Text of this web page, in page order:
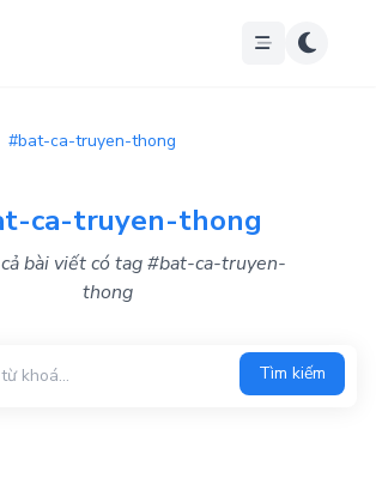
#bat-ca-truyen-thong
ca-truyen-thong
bài viết có tag #bat-ca-truyen-
thong
Tìm kiếm